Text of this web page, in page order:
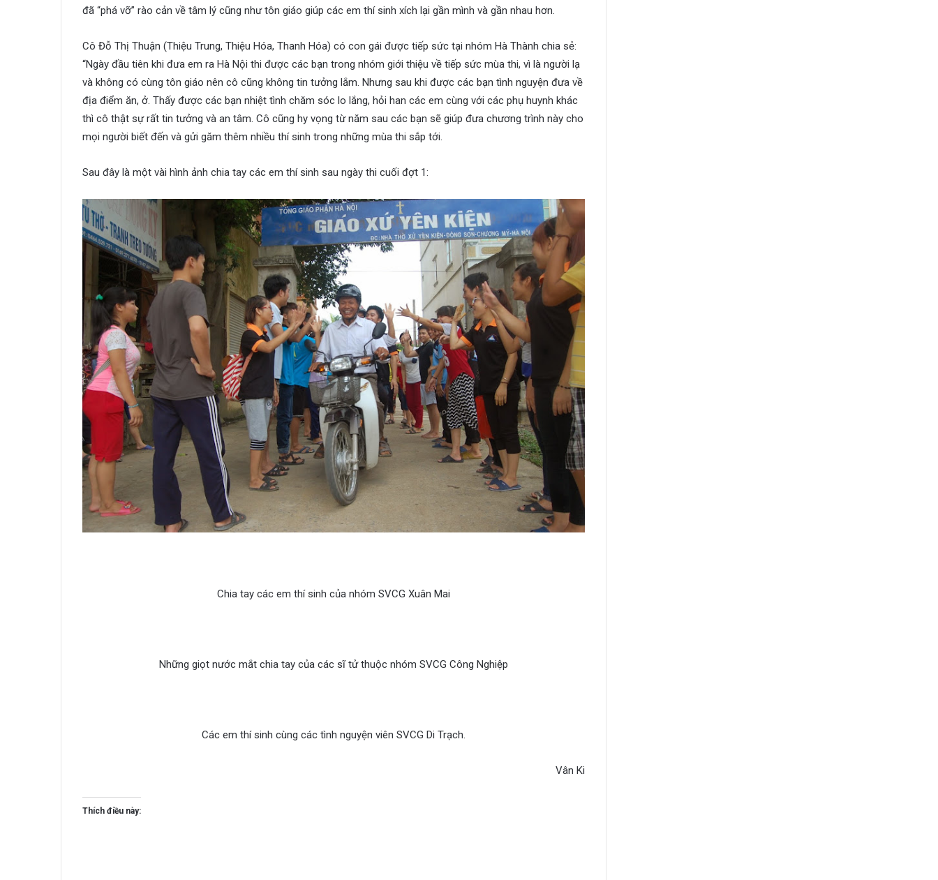
đã “phá vỡ” rào cản về tâm lý cũng như tôn giáo giúp các em thí sinh xích lại gần mình và gần nhau hơn.
Cô Đỗ Thị Thuận (Thiệu Trung, Thiệu Hóa, Thanh Hóa) có con gái được tiếp sức tại nhóm Hà Thành chia sẻ:
“Ngày đầu tiên khi đưa em ra Hà Nội thi được các bạn trong nhóm giới thiệu về tiếp sức mùa thi, vì là người lạ
và không có cùng tôn giáo nên cô cũng không tin tưởng lắm. Nhưng sau khi được các bạn tình nguyện đưa về
địa điểm ăn, ở. Thấy được các bạn nhiệt tình chăm sóc lo lắng, hỏi han các em cùng với các phụ huynh khác
thì cô thật sự rất tin tưởng và an tâm. Cô cũng hy vọng từ năm sau các bạn sẽ giúp đưa chương trình này cho
mọi người biết đến và gửi găm thêm nhiều thí sinh trong những mùa thi sắp tới.
Sau đây là một vài hình ảnh chia tay các em thí sinh sau ngày thi cuối đợt 1:
Chia tay các em thí sinh của nhóm SVCG Xuân Mai
Những giọt nước mắt chia tay của các sĩ tử thuộc nhóm SVCG Công Nghiệp
Các em thí sinh cùng các tình nguyện viên SVCG Di Trạch.
Vân Ki
Thích điều này: